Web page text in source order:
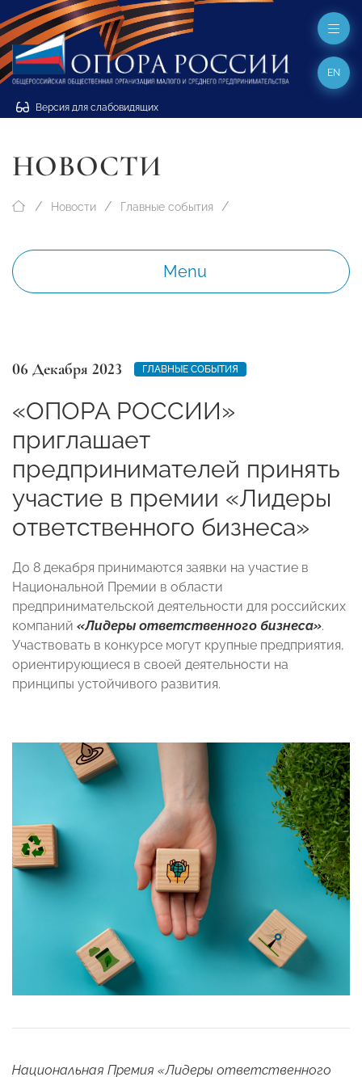
Версия для слабовидящих
EN
НОВОСТИ
Новости Главные события
Menu
06 Декабря 2023 ГЛАВНЫЕ СОБЫТИЯ
«ОПОРА РОССИИ»
приглашает
предпринимателей принять
участие в премии «Лидеры
ответственного бизнеса»
До 8 декабря принимаются заявки на участие в
Национальной Премии в области
предпринимательской деятельности для российских
компаний «Лидеры ответственного бизнеса».
Участвовать в конкурсе могут крупные предприятия,
ориентирующиеся в своей деятельности на
принципы устойчивого развития.
Национальная Премия «Лидеры ответственного